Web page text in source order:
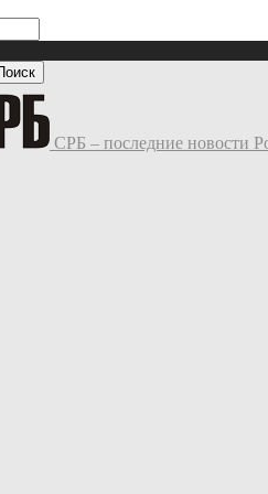
СРБ – последние новости